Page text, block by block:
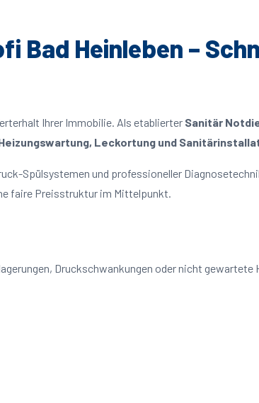
Bad Heinleben –
Ihrer Immobilie. Als etablierter Sanitär
Leckortung und
Spülsystemen und professioneller
faire Preisstruktur im Mittelpunkt.
Druckschwankungen oder nicht gewartete